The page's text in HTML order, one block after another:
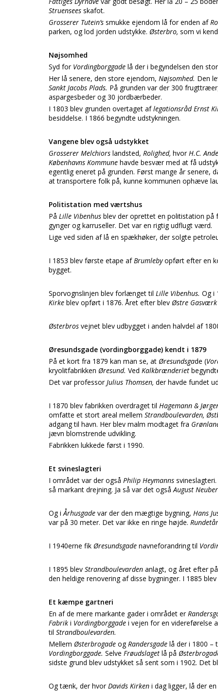
Struensees skafot.
Grosserer Tutein’s smukke ejendom lå for enden af
parken, og lod jorden udstykke. Østerbro, som vi
Nøjsomhed
Syd for Vordingborggade lå der i begyndelsen den
Her lå senere, den store ejendom, Nøjsomhed. Den
Sankt Jacobs Plads. På grunden var der 300
aspargesbeder og 30 jordbærbeder.
I 1803 blev grunden overtaget aflegationsråd Ernst
besiddelse. I 1866 begyndte udstykningen.
Vangene blev også udstykket
Grosserer Melchiors landsted, Rolighed, hvorH.C.
Københavns Kommune havde besvær med at få
egentlig eneret på grunden. Først mange år senere,
at transportere folk på, kunne kommunen ophæve
Politistation med værtshus
På Lille Vibenhus blev der oprettet en politistation
gynger og karruseller. Det var en rigtig udflugt værd.
Lige ved siden af lå en spækhøker, der solgte
I 1853 blev første etape afBrumlebyopført efter en
bygget.
Sporvognslinjen blev forlænget til Lille Vibenhus. Og i
Kirke blev opført i 1876. Året efter blev Østre
Østerbros vejnet blev udbygget i anden halvdel af
Øresundsgade (vordingborggade) kendt i 1879
På et kort fra 1879 kan man se, at Øresundsgade (
kryolitfabrikken Øresund. Ved Kalkbrænderiet
Det var professorJulius Thomsen, der havde fundet
I 1870 blev fabrikken overdraget til Hagemann &
omfatte et stort areal mellem Strandboulevarden,
adgang til havn. Her blev malm modtaget fra
jævn blomstrende udvikling.
Fabrikken lukkede først i 1990.
Et svineslagteri
I området var der også Philip Heymanns
så markant drejning. Ja så var det ogsåAugust
Og iÅrhusgade var der den mægtige bygning, Hans
var på 30 meter. Det var ikke en ringe højde.
I 1940erne fik Øresundsgade navneforandring til
I 1895 blev Strandboulevarden anlagt, og året efter
den heldige renovering af disse bygninger. I 1885 blev
Et kæmpe gartneri
En af de mere markante gader i området er
Fabrik i Vordingborggade i vejen for en videreførelse
til Strandboulevarden.
Mellem Østerbrogade ogRandersgade lå der i 1800
Vordingborggade. Selve Frøudslaget lå på
sidste grund blev udstykket så sent som i 1902. Det
Og tænk, der hvorDavids Kirken i dag ligger, lå der